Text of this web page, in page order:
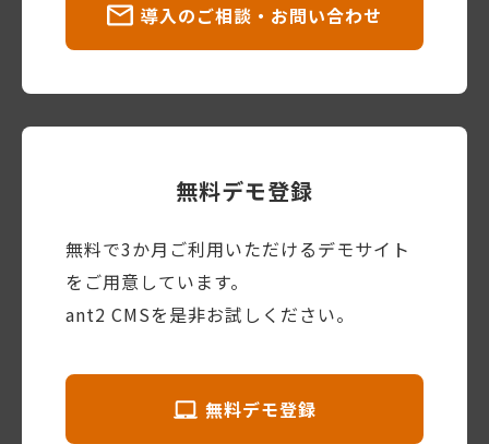
導入のご相談・お問い合わせ
無料デモ登録
無料で3か月ご利用いただけるデモサイト
をご用意しています。
ant2 CMSを是非お試しください。
無料デモ登録